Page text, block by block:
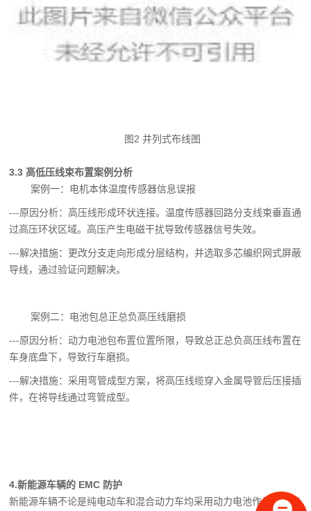
图2 并列式布线图
3.3 高低压线束布置案例分析
案例一：电机本体温度传感器信息误报
---原因分析：高压线形成环状连接。温度传感器回路分支线束垂直通
过高压环状区域。高压产生电磁干扰导致传感器信号失效。
---解决措施：更改分支走向形成分层结构，并选取多芯编织网式屏蔽
导线，通过验证问题解决。
案例二：电池包总正总负高压线磨损
---原因分析：动力电池包布置位置所限，导致总正总负高压线布置在
车身底盘下，导致行车磨损。
---解决措施：采用弯管成型方案，将高压线缆穿入金属导管后压接插
件，在将导线通过弯管成型。
4.新能源车辆的 EMC 防护
新能源车辆不论是纯电动车和混合动力车均采用动力电池作为能量来